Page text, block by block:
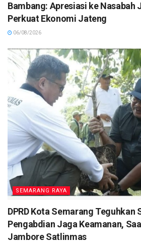
Bambang: Apresiasi ke Nasabah
Perkuat Ekonomi Jateng
06/08/2026
SEMARANG RAYA
DPRD Kota Semarang Teguhkan
Pengabdian Jaga Keamanan,
Jambore Satlinmas